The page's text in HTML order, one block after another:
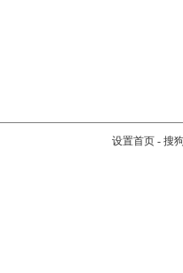
设置首页- 搜